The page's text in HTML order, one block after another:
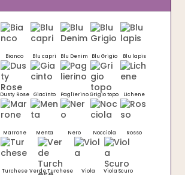
Bianco Blu capri Blu Denim Blu Grigio Blu lapis
Dusty Rose Giacinto Paglierino Grigio topo Lichene
Marrone Menta Nero Nocciola Rosso
Turchese Verde Turchese Viola Viola Scuro